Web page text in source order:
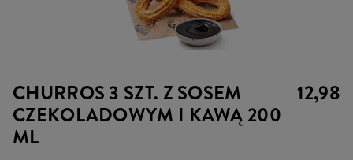
CHURROS 3 SZT. Z SOSEM
CZEKOLADOWYM I KAWĄ 200
ML
12,98